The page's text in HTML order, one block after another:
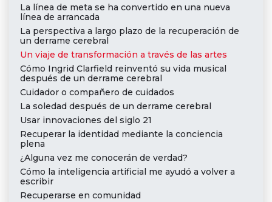
La línea de meta se ha convertido en una nueva
línea de arrancada
La perspectiva a largo plazo de la recuperación de
un derrame cerebral
Un viaje de transformación a través de las artes
Cómo Ingrid Clarfield reinventó su vida musical
después de un derrame cerebral
Cuidador o compañero de cuidados
La soledad después de un derrame cerebral
Usar innovaciones del siglo 21
Recuperar la identidad mediante la conciencia
plena
¿Alguna vez me conocerán de verdad?
Cómo la inteligencia artificial me ayudó a volver a
escribir
Recuperarse en comunidad